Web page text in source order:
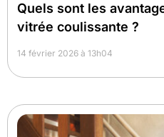
Quels sont les
vitrée coulissante ?
14 février 2026 à 13h04